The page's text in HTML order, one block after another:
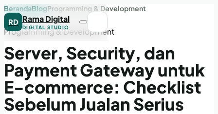
RD Rama Digital
DIGITAL STUDIO
BerandaBlogProgramming & Development
Programming & Development
Server, Security, dan
Payment Gateway untuk
E-commerce: Checklist
Sebelum Jualan Serius